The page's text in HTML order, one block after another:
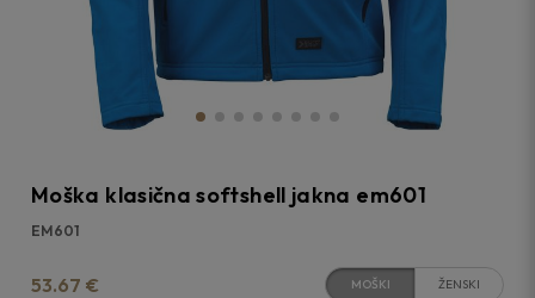
Moška klasična softshell jakna em601
EM601
53.67 € MOŠKI ŽENSKI